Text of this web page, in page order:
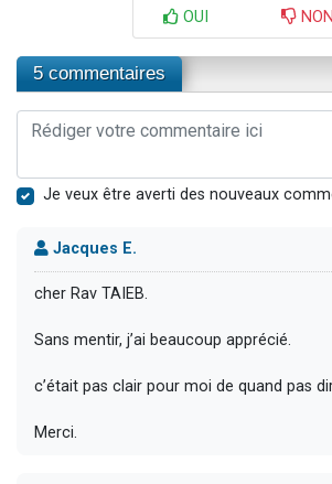
OUI NON
5 commentaires
Je veux être averti des nouveaux
Jacques E.
cher Rav TAIEB.
Sans mentir, j’ai beaucoup apprécié.
c’était pas clair pour moi de quand pas
Merci.